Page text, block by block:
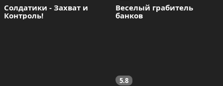
Солдатики - Захват и
Контроль!
Веселый грабитель
банков
5.8